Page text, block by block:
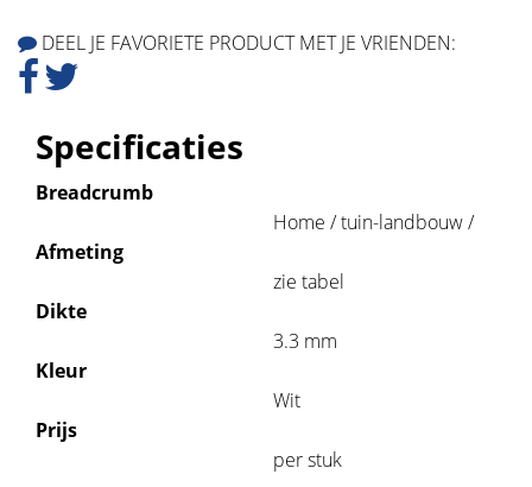
DEEL JE FAVORIETE PRODUCT MET JE VRIENDEN:
Specificaties
Breadcrumb
Home / tuin-landbouw /
Afmeting
zie tabel
Dikte
3.3 mm
Kleur
Wit
Prijs
per stuk